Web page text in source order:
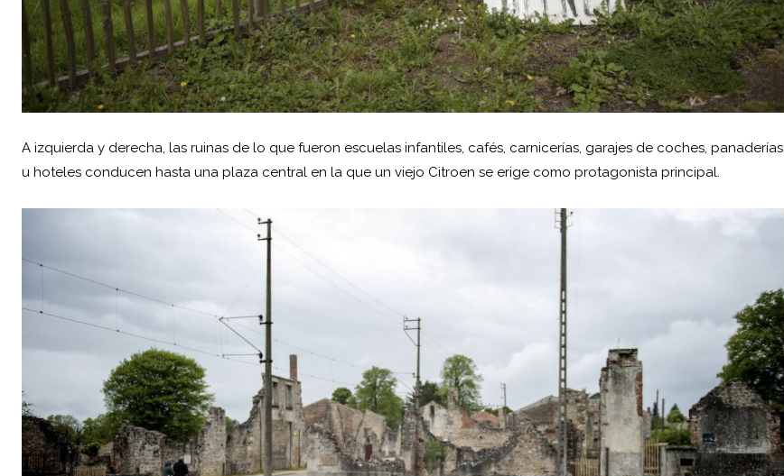
A izquierda y derecha, las ruinas de lo que fueron escuelas infantiles, cafés, carnicerías, garajes de coches, panaderías
u hoteles conducen hasta una plaza central en la que un viejo Citroen se erige como protagonista principal.